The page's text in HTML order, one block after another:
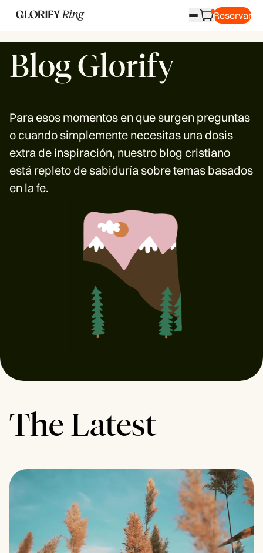
Reservar
Blog Glorify
Para esos momentos en que surgen preguntas
o cuando simplemente necesitas una dosis
extra de inspiración, nuestro blog cristiano
está repleto de sabiduría sobre temas basados
en la fe.
The Latest